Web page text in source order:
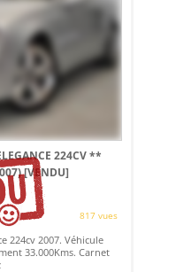
224CV **
[VENDU]
817 vues
224cv 2007. Véhicule
33.000Kms. Carnet